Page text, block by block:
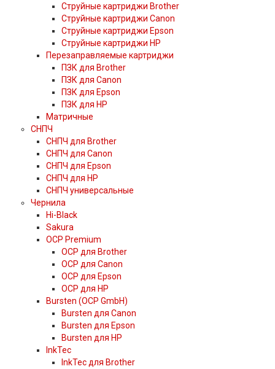
Струйные картриджи Brother
Струйные картриджи Canon
Струйные картриджи Epson
Струйные картриджи HP
Перезаправляемые картриджи
ПЗК для Brother
ПЗК для Canon
ПЗК для Epson
ПЗК для HP
Матричные
СНПЧ
СНПЧ для Brother
СНПЧ для Canon
СНПЧ для Epson
СНПЧ для HP
СНПЧ универсальные
Чернила
Hi-Black
Sakura
OCP Premium
OCP для Brother
OCP для Canon
OCP для Epson
OCP для HP
Bursten (OCP GmbH)
Bursten для Canon
Bursten для Epson
Bursten для HP
InkTec
InkTec для Brother